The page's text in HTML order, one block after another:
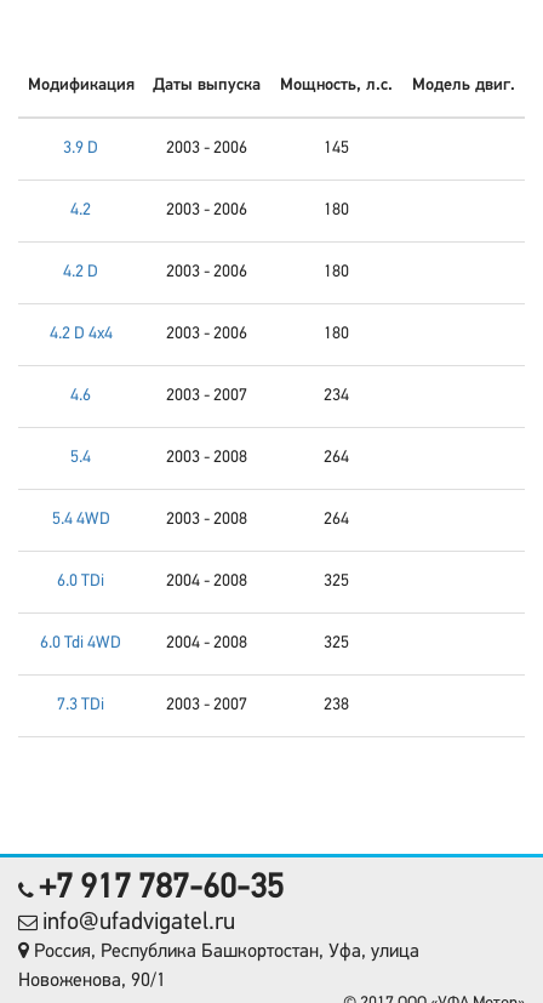
Модификация Даты выпуска Мощность, л.с. Модель двиг.
3.9 D 2003 - 2006 145
4.2 2003 - 2006 180
4.2 D 2003 - 2006 180
4.2 D 4x4 2003 - 2006 180
4.6 2003 - 2007 234
5.4 2003 - 2008 264
5.4 4WD 2003 - 2008 264
6.0 TDi 2004 - 2008 325
6.0 Tdi 4WD 2004 - 2008 325
7.3 TDi 2003 - 2007 238
+7 917 787-60-35
info@ufadvigatel.ru
Россия, Республика Башкортостан, Уфа, улица
Новоженова, 90/1